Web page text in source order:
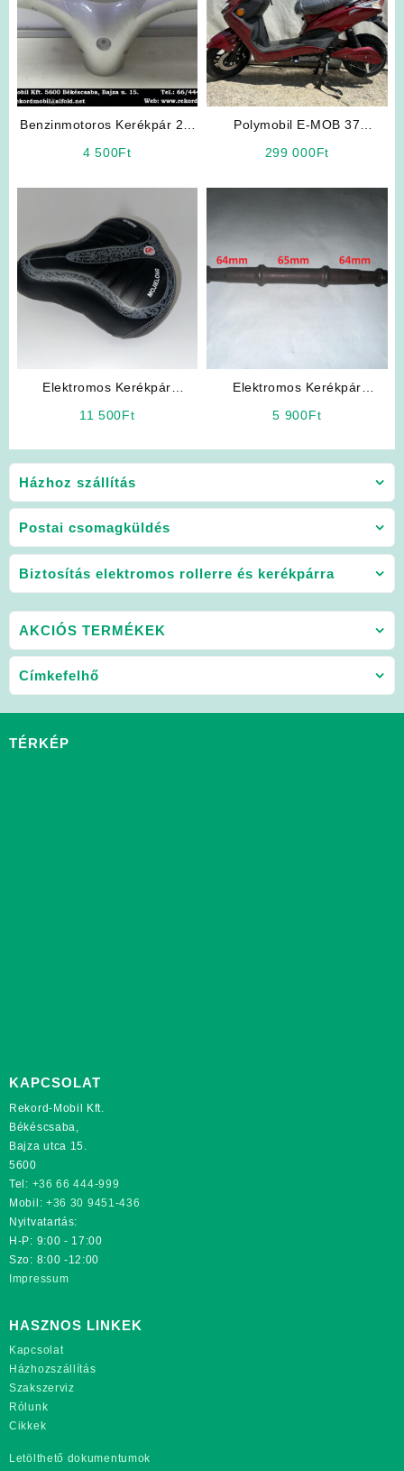
Házhoz szállítás
Postai csomagküldés
Biztosítás elektromos rollerre és kerékpárra
Benzinmotoros Kerékpár 2T,
4 500Ft
Polymobil E-MOB 37
299 000Ft
Elektromos Kerékpár
11 500Ft
Elektromos Kerékpár
5 900Ft
AKCIÓS TERMÉKEK
Címkefelhő
TÉRKÉP
KAPCSOLAT
Rekord-Mobil Kft.
Békéscsaba,
Bajza utca 15.
5600
Tel: +36 66 444-999
Mobil: +36 30 9451-436
Nyitvatartás:
H-P: 9:00 - 17:00
Szo: 8:00 -12:00
Impressum
HASZNOS LINKEK
Kapcsolat
Házhozszállítás
Szakszerviz
Rólunk
Cikkek
Letölthető dokumentumok